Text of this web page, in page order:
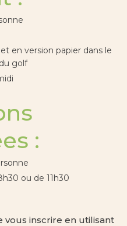
en version papier dans le
golf
:
ou de 11h30
vous inscrire en utilisant